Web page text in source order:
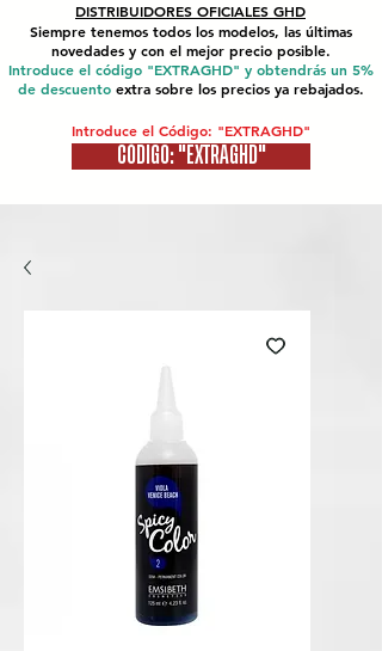
DISTRIBUIDORES OFICIALES GHD
Siempre tenemos todos los modelos, las últimas
novedades y con el mejor precio posible.
Introduce el código "EXTRAGHD" y obtendrás un 5%
de descuento extra sobre los precios ya rebajados.
Introduce el Código: "EXTRAGHD"
CÓDIGO: "EXTRAGHD"